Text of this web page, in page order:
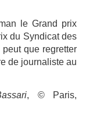
le Grand prix
du Syndicat des
que regretter
de journaliste au
, © Paris,